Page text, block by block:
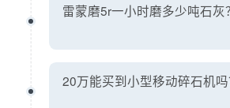
雷蒙磨5r一小时磨多少吨石灰
20万能买到小型移动碎石机吗